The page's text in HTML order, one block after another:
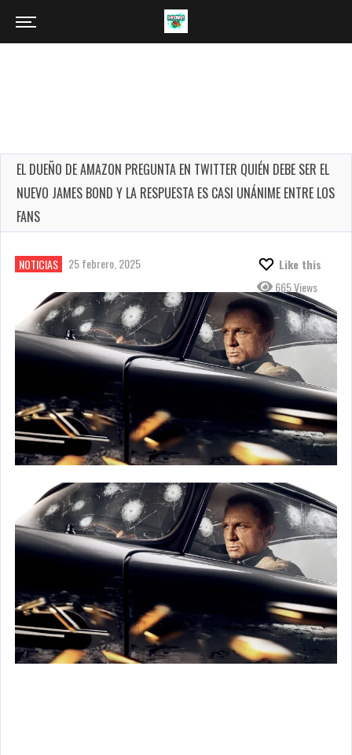
EL DUEÑO DE AMAZON PREGUNTA EN TWITTER QUIÉN DEBE SER EL
NUEVO JAMES BOND Y LA RESPUESTA ES CASI UNÁNIME ENTRE LOS
FANS
NOTICIAS 25 febrero, 2025
Like this
665 Views